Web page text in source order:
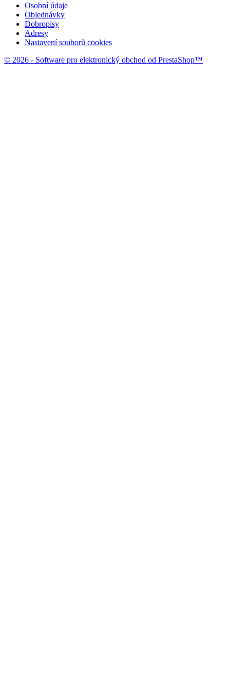
Osobní údaje
Objednávky
Dobropisy
Adresy
Nastavení souborů cookies
© 2026 - Software pro elektronický obchod od PrestaShop™